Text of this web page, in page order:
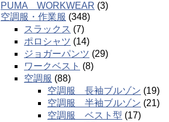
PUMA WORKWEAR (3)
空調服・作業服 (348)
スラックス (7)
ポロシャツ (14)
ジョガーパンツ (29)
ワークベスト (8)
空調服 (88)
空調服 長袖ブルゾン (19)
空調服 半袖ブルゾン (21)
空調服 ベスト型 (17)